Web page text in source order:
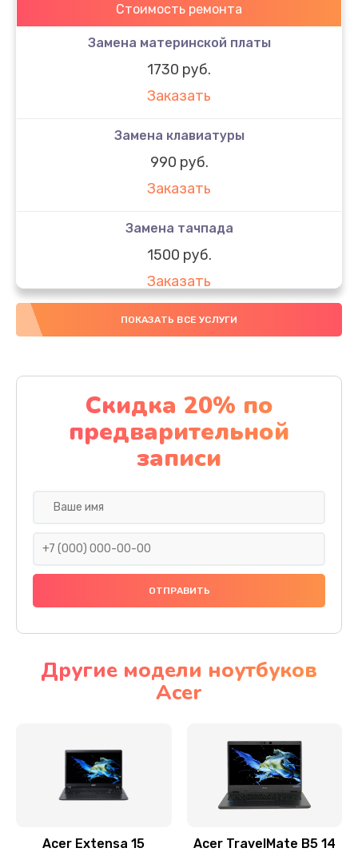
Стоимость ремонта
Замена материнской платы
1730 руб.
Заказать
Замена клавиатуры
990 руб.
Заказать
Замена тачпада
1500 руб.
Заказать
Замена южного моста
Заказать
Чистка от пыли
1060 руб.
Заказать
Ремонт подсветки
Настройка BIOS
Замена видеочипа
Заказать
ПОКАЗАТЬ ВСЕ УСЛУГИ
Скидка 20% по
предварительной
записи
Другие модели ноутбуков
Acer
Acer Extensa 15 Acer TravelMate B5 14